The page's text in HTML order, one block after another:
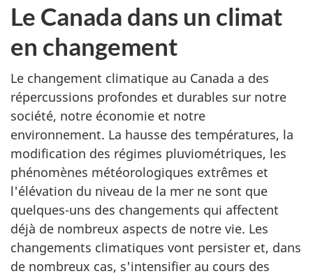
Le Canada dans un climat
en changement
Le changement climatique au Canada a des
répercussions profondes et durables sur notre
société, notre économie et notre
environnement. La hausse des températures, la
modification des régimes pluviométriques, les
phénomènes météorologiques extrêmes et
l'élévation du niveau de la mer ne sont que
quelques-uns des changements qui affectent
déjà de nombreux aspects de notre vie. Les
changements climatiques vont persister et, dans
de nombreux cas, s'intensifier au cours des